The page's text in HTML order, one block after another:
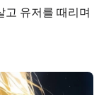
고 유저를 때리며